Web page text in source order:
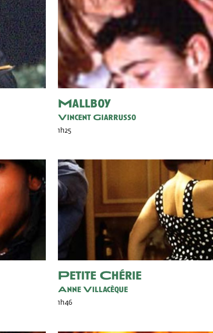
Mallboy
Vincent Giarrusso
1h25
Petite Chérie
Anne Villacèque
1h46